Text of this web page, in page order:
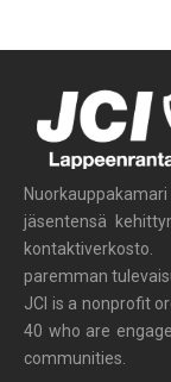
jäsentensä
paremman
JCI is a nonprofit
40 who are
communities.